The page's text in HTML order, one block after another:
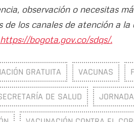
observación o necesitas
de los canales de atención a
https://bogota.gov.co/sdqs/.
GRATUITA VACUNAS
DE SALUD